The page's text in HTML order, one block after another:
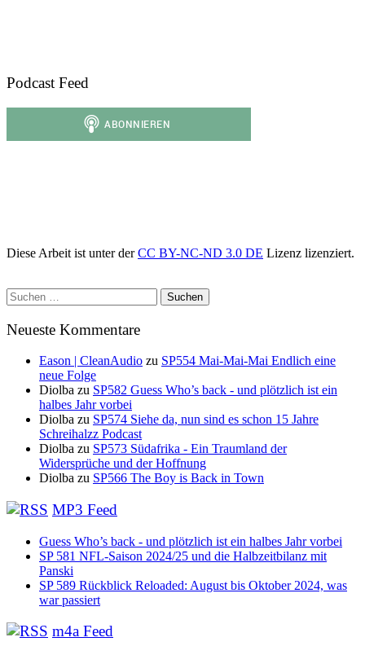
Podcast Feed
Diese Arbeit ist unter derCC BY-NC-ND 3.0 DE Lizenz lizenziert.
Suchen
nach:
Neueste Kommentare
Eason | CleanAudio zu SP554 Mai-Mai-Mai Endlich eine
neue Folge
Diolba zu SP582 Guess Who’s back - und plötzlich ist ein
halbes Jahr vorbei
Diolba zu SP574 Siehe da, nun sind es schon 15 Jahre
Schreihalzz Podcast
Diolba zu SP573 Südafrika - Ein Traumland der
Widersprüche und der Hoffnung
Diolba zu SP566 The Boy is Back in Town
MP3 Feed
Guess Who’s back - und plötzlich ist ein halbes Jahr vorbei
SP 581 NFL-Saison 2024/25 und die Halbzeitbilanz mit
Panski
SP 589 Rückblick Reloaded: August bis Oktober 2024, was
war passiert
m4a Feed